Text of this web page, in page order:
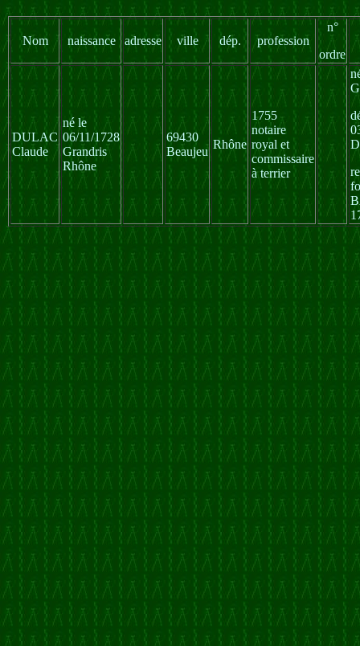
Nom naissance adresse ville dép. profession
n°
ordre
DULAC
Claude
né le
06/11/1728
Grandris
Rhône
69430
Beaujeu
Rhône
1755
notaire
royal et
commissaire
à terrier